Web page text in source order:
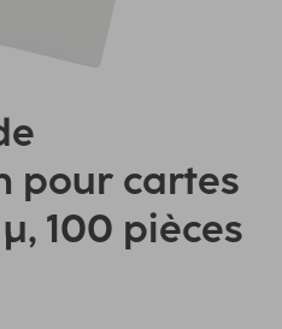
pour cartes
100 pièces